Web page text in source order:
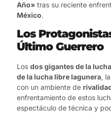
Año» tras su reciente
México.
Los
Último Guerrero
Los dos gigantes de la
de la lucha libre lagunera, la
con un ambiente de
enfrentamiento de estos
espectáculo de técnica y